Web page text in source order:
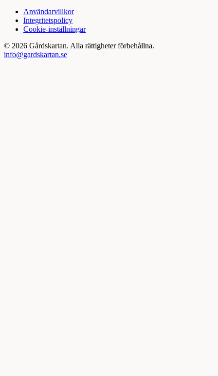
Användarvillkor
Integritetspolicy
Cookie-inställningar
© 2026 Gårdskartan. Alla rättigheter förbehållna.
info@gardskartan.se